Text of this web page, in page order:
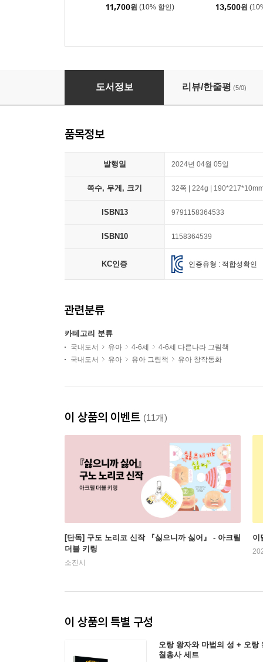
11,700원 (10% 할인) 13,500원
오랑 왕자와 개굴개굴 칠총사
도서정보 리뷰/한줄평 (5/0)
품목정보
발행일 2024년 04월 05일
쪽수, 무게, 크기 32쪽 | 224g |
ISBN13 9791158364533
ISBN10 1158364539
KC인증 인증유형 : 적합성확인
관련분류
카테고리 분류
국내도서 유아 4-6세
4-6세 다른나라 그림책
국내도서
유아 유아 그림책 유아 창작동화
이 상품의 이벤트 (11개)
[단독] 구도 노리코 신작 『싫으니까 싫어』 - 아크릴
더블 키링
소진시
이
이 상품의 특별 구성
오랑 왕자와 마법의 성 + 오랑
칠총사 세트